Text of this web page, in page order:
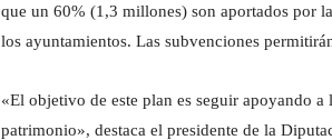
que un 60% (1,3 millones) son aportados por
los ayuntamientos. Las subvenciones
«El objetivo de este plan es seguir apoyando
patrimonio», destaca el presidente de la